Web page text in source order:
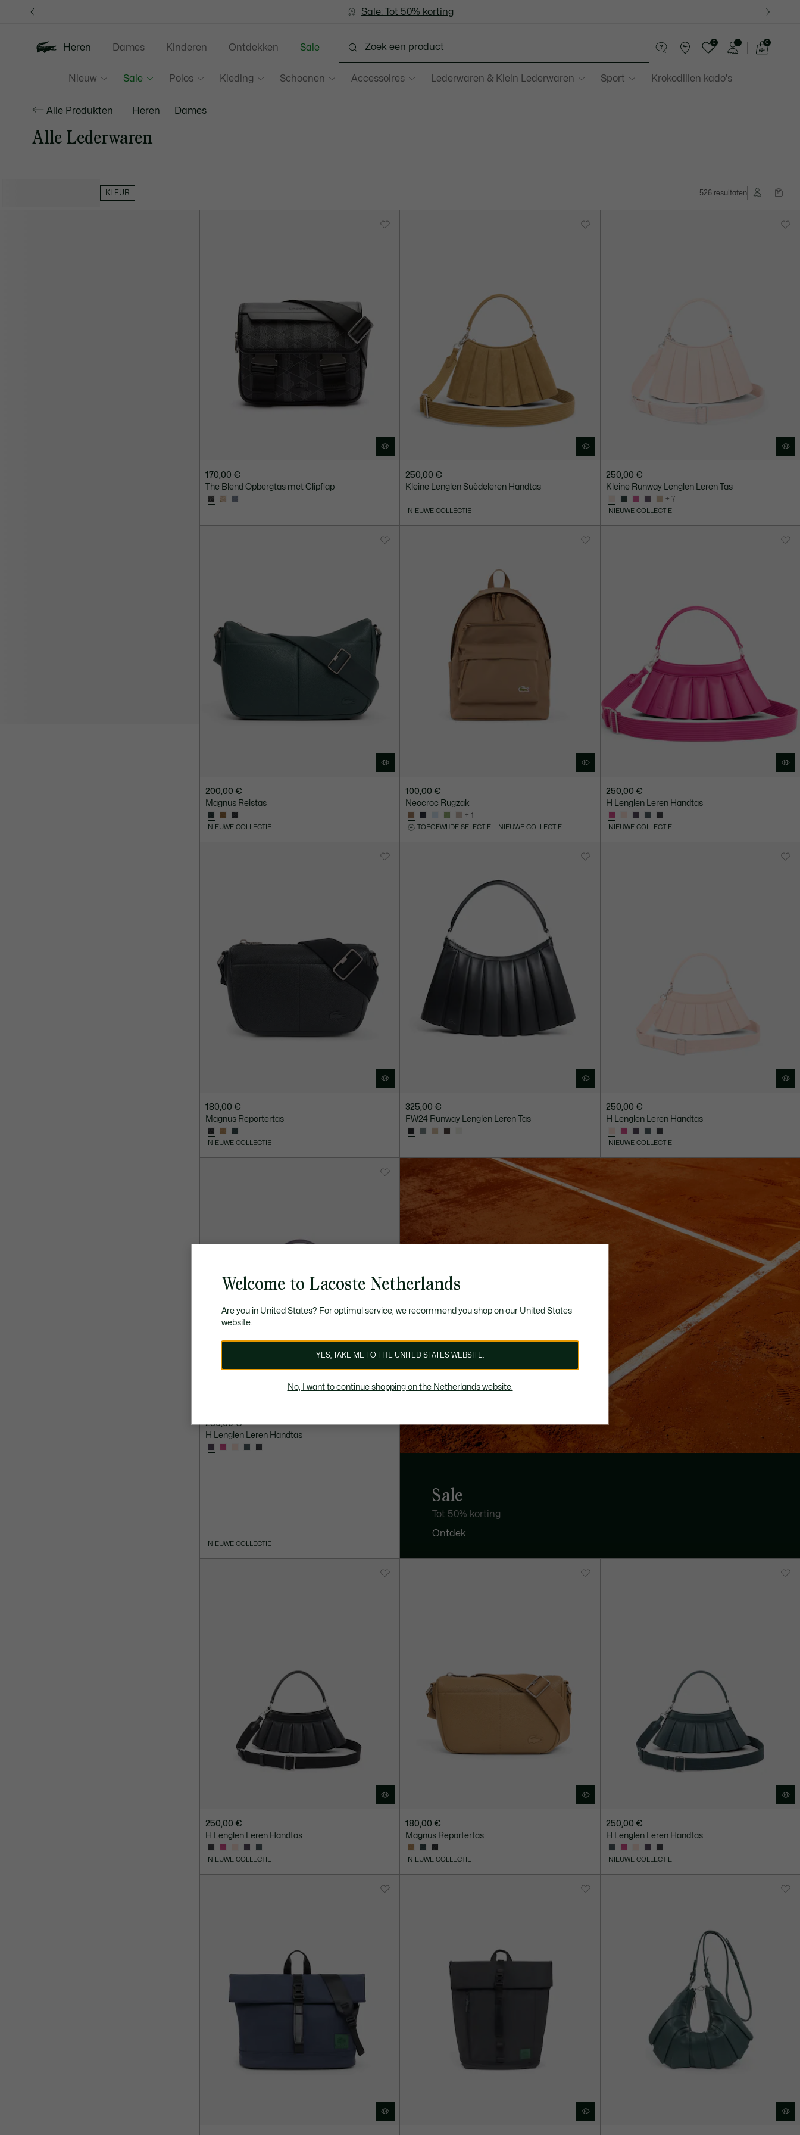
Sale: Tot 50% korting
Sale: Tot 50% korting
Heren
Nieuw Sale Polos Kleding Schoenen Accessoires Lederwaren & Klein Lederwaren Sport Krokodillen kado's
Dames Kinderen Ontdekken Sale
0 0
Alle Produkten Heren Dames
Alle Lederwaren
KLEUR 526 resultaten
170,00 €
The Blend Opbergtas met Clipflap
250,00 €
Kleine Lenglen Suèdeleren Handtas
NIEUWE COLLECTIE
250,00 €
Kleine Runway Lenglen Leren Tas
+ 7
NIEUWE COLLECTIE
200,00 €
Magnus Reistas
NIEUWE COLLECTIE
100,00 €
Neocroc Rugzak
+ 1
TOEGEWIJDE SELECTIE NIEUWE COLLECTIE
250,00 €
H Lenglen Leren Handtas
NIEUWE COLLECTIE
180,00 €
Magnus Reportertas
NIEUWE COLLECTIE
325,00 €
FW24 Runway Lenglen Leren Tas
250,00 €
H Lenglen Leren Handtas
NIEUWE COLLECTIE
250,00 €
H Lenglen Leren Handtas
NIEUWE COLLECTIE
Sale
Tot 50% korting
Ontdek
250,00 €
H Lenglen Leren Handtas
NIEUWE COLLECTIE
180,00 €
Magnus Reportertas
NIEUWE COLLECTIE
250,00 €
H Lenglen Leren Handtas
NIEUWE COLLECTIE
Welcome to Lacoste Netherlands
Are you in United States? For optimal service, we recommend you shop on our United States
website.
YES, TAKE ME TO THE UNITED STATES WEBSITE.
No, I want to continue shopping on the Netherlands website.